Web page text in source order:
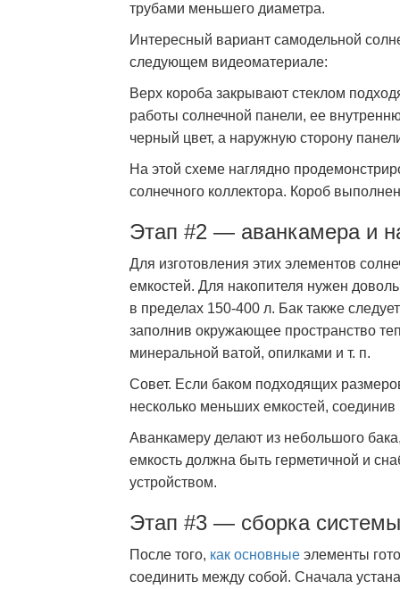
трубами меньшего диаметра.
Интересный вариант самодельной
следующем видеоматериале:
Верх короба закрывают стеклом
работы солнечной панели, ее
черный цвет, а наружную сторону
На этой схеме наглядно
солнечного коллектора. Короб
Этап #2 — аванкамера и
Для изготовления этих элементов
емкостей. Для накопителя нужен
в пределах 150-400 л. Бак также
заполнив окружающее пространство
минеральной ватой, опилками и т. п.
Совет. Если баком подходящих
несколько меньших емкостей,
Аванкамеру делают из небольшого
емкость должна быть герметичной и
устройством.
Этап #3 — сборка
После того, как основные элементы
соединить между собой. Сначала